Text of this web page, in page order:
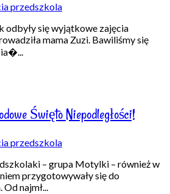
przedszkola
odbyły się wyjątkowe zajęcia
mama Zuzi. Bawiliśmy się
...
Święto Niepodległości!
przedszkola
– grupa Motylki – również w
przygotowywały się do
najmł...